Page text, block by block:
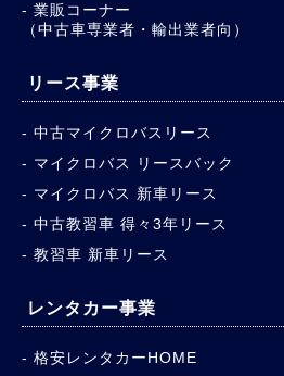
業販コーナー
（中古車専業者・輸出業者向）
リース事業
中古マイクロバスリース
マイクロバス リースバック
マイクロバス 新車リース
中古教習車 得々3年リース
教習車 新車リース
レンタカー事業
格安レンタカーHOME